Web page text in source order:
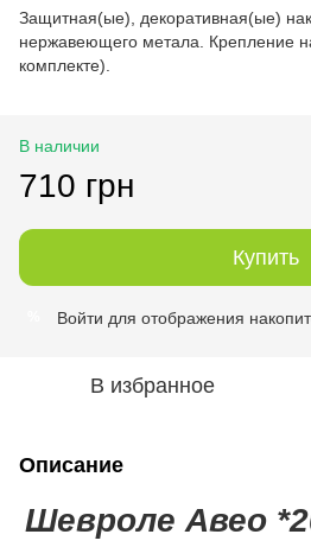
Защитная(ые), декоративная(ые)
нержавеющего метала. Крепление
комплекте).
В наличии
710 грн
Купить
Войти для отображения
В избранное
Описание
Шевроле Авео